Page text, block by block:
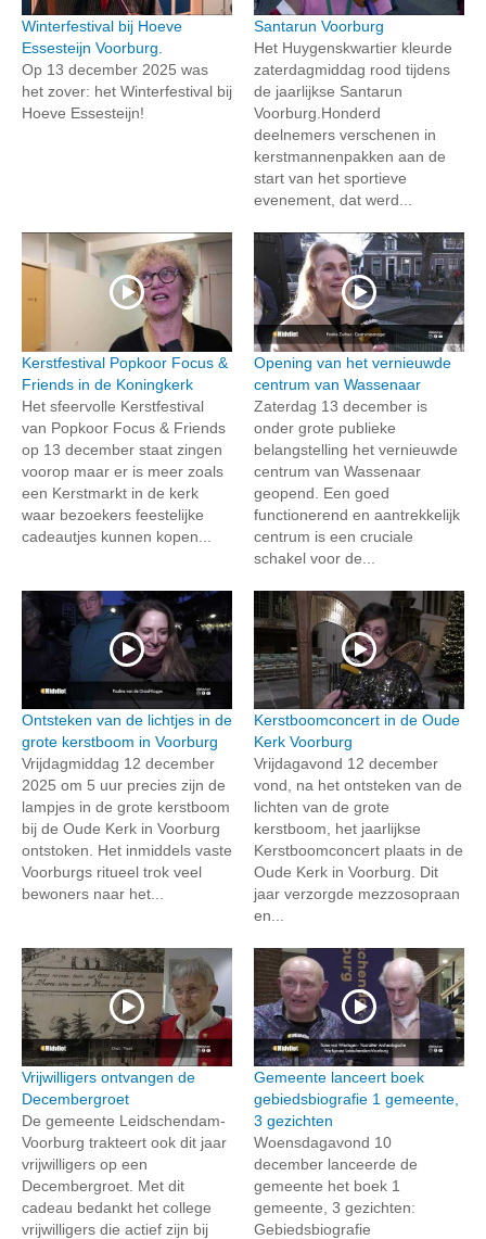
Winterfestival bij Hoeve
Essesteijn Voorburg.
Op 13 december 2025 was
het zover: het Winterfestival bij
Hoeve Essesteijn!
Santarun Voorburg
Het Huygenskwartier kleurde
zaterdagmiddag rood tijdens
de jaarlijkse Santarun
Voorburg.Honderd
deelnemers verschenen in
kerstmannenpakken aan de
start van het sportieve
evenement, dat werd...
Kerstfestival Popkoor Focus &
Friends in de Koningkerk
Het sfeervolle Kerstfestival
van Popkoor Focus & Friends
op 13 december staat zingen
voorop maar er is meer zoals
een Kerstmarkt in de kerk
waar bezoekers feestelijke
cadeautjes kunnen kopen...
Opening van het vernieuwde
centrum van Wassenaar
Zaterdag 13 december is
onder grote publieke
belangstelling het vernieuwde
centrum van Wassenaar
geopend. Een goed
functionerend en aantrekkelijk
centrum is een cruciale
schakel voor de...
Ontsteken van de lichtjes in de
grote kerstboom in Voorburg
Vrijdagmiddag 12 december
2025 om 5 uur precies zijn de
lampjes in de grote kerstboom
bij de Oude Kerk in Voorburg
ontstoken. Het inmiddels vaste
Voorburgs ritueel trok veel
bewoners naar het...
Kerstboomconcert in de Oude
Kerk Voorburg
Vrijdagavond 12 december
vond, na het ontsteken van de
lichten van de grote
kerstboom, het jaarlijkse
Kerstboomconcert plaats in de
Oude Kerk in Voorburg. Dit
jaar verzorgde mezzosopraan
en...
Vrijwilligers ontvangen de
Decembergroet
De gemeente Leidschendam-
Voorburg trakteert ook dit jaar
vrijwilligers op een
Decembergroet. Met dit
cadeau bedankt het college
vrijwilligers die actief zijn bij
Gemeente lanceert boek
gebiedsbiografie 1 gemeente,
3 gezichten
Woensdagavond 10
december lanceerde de
gemeente het boek 1
gemeente, 3 gezichten:
Gebiedsbiografie